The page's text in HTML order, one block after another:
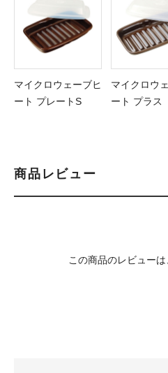
マイクロウェーブヒ
ート プレートS
マイクロウ
ート プラス
商品レビュー
この商品のレビュー